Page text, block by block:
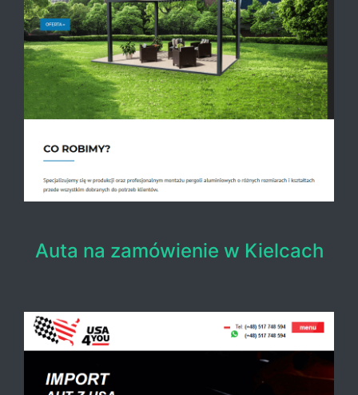
Auta na zamówienie w Kielcach